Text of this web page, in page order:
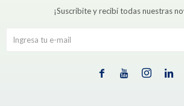
¡Suscribite y recibí todas nuestras
   